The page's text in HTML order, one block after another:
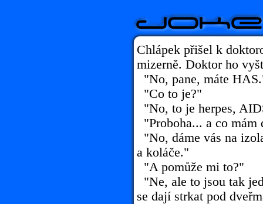
Chlápek přišel k
mizerně. Doktor ho
"No, pane, máte
"Co to je?"
"No, to je herpes,
"Proboha... a co mám
"No, dáme vás na
a koláče."
"A pomůže mi to?"
"Ne, ale to jsou tak
se dají strkat pod